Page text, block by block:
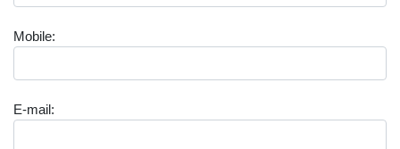
Mobile:
E-mail :